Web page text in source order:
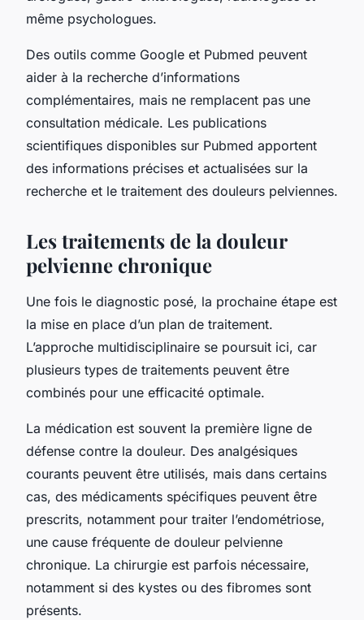
même psychologues.
Des outils comme Google et Pubmed peuvent
aider à la recherche d’informations
complémentaires, mais ne remplacent pas une
consultation médicale. Les publications
scientifiques disponibles sur Pubmed apportent
des informations précises et actualisées sur la
recherche et le traitement des douleurs pelviennes.
Les traitements de la douleur
pelvienne chronique
Une fois le diagnostic posé, la prochaine étape est
la mise en place d’un plan de traitement.
L’approche multidisciplinaire se poursuit ici, car
plusieurs types de traitements peuvent être
combinés pour une efficacité optimale.
La médication est souvent la première ligne de
défense contre la douleur. Des analgésiques
courants peuvent être utilisés, mais dans certains
cas, des médicaments spécifiques peuvent être
prescrits, notamment pour traiter l’endométriose,
une cause fréquente de douleur pelvienne
chronique. La chirurgie est parfois nécessaire,
notamment si des kystes ou des fibromes sont
présents.